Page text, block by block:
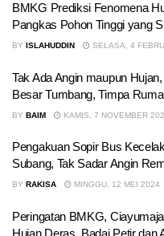
BMKG Prediksi Fenomena
Pangkas Pohon Tinggi yang
BY ISLAHUDDIN SELASA, 4
Tak Ada Angin maupun
Besar Tumbang, Timpa
BY BAIM KAMIS, 7 NOVEMBER
Pengakuan Sopir Bus
Subang, Tak Sadar Angin
BY RAKISA MINGGU, 12 MEI 2024
Peringatan BMKG,
Hujan Deras, Badai Petir dan